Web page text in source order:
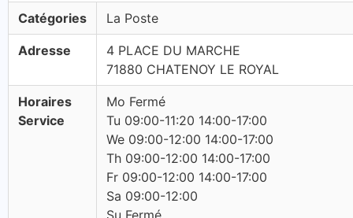
Catégories La Poste
Adresse
4 PLACE DU MARCHE
71880 CHATENOY LE ROYAL
Horaires
Service
Mo Fermé
Tu 09:00-11:20 14:00-17:00
We 09:00-12:00 14:00-17:00
Th 09:00-12:00 14:00-17:00
Fr 09:00-12:00 14:00-17:00
Sa 09:00-12:00
Su Fermé